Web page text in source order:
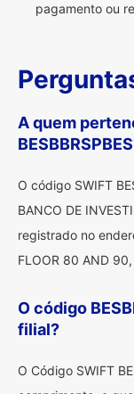
pagamento ou
A quem
O código SWIFT
BANCO DE
registrado no
FLOOR 80 AND
O código
filial?
O Código SWIFT